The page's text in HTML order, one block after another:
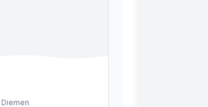
Diemen